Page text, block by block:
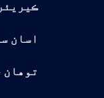
ڪيريئر
اسان
توهان